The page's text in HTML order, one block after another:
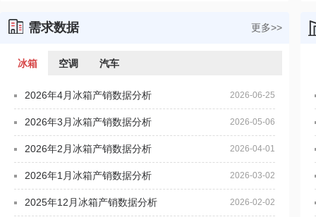
需求数据 更多>>
冰箱 空调 汽车
2026年4月冰箱产销数据分析 2026-06-25
2026年3月冰箱产销数据分析 2026-05-06
2026年2月冰箱产销数据分析 2026-04-01
2026年1月冰箱产销数据分析 2026-03-02
2025年12月冰箱产销数据分析 2026-02-02